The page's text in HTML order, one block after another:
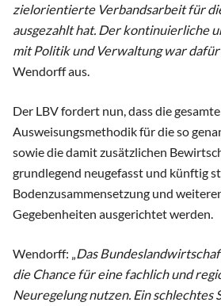
zielorientierte Verbandsarbeit für
ausgezahlt hat. Der kontinuierliche
mit Politik und Verwaltung war dafür
Wendorff aus.
Der LBV fordert nun, dass die gesamte
Ausweisungsmethodik für die so
sowie die damit zusätzlichen
grundlegend neugefasst und künftig
Bodenzusammensetzung und
Gegebenheiten ausgerichtet werden.
Wendorff: „
Das
die Chance für eine fachlich und
Neuregelung nutzen. Ein schlechtes